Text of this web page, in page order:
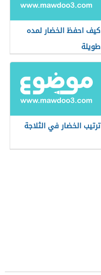
كيف احفظ الخضار لمده
طويلة
ترتيب الخضار في الثلاجة